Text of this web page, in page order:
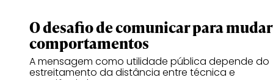
O desafio de comunicar para mudar
comportamentos
A mensagem como utilidade pública depende do
estreitamento da distância entre técnica e